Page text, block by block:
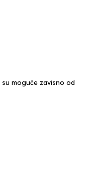
su moguće zavisno od